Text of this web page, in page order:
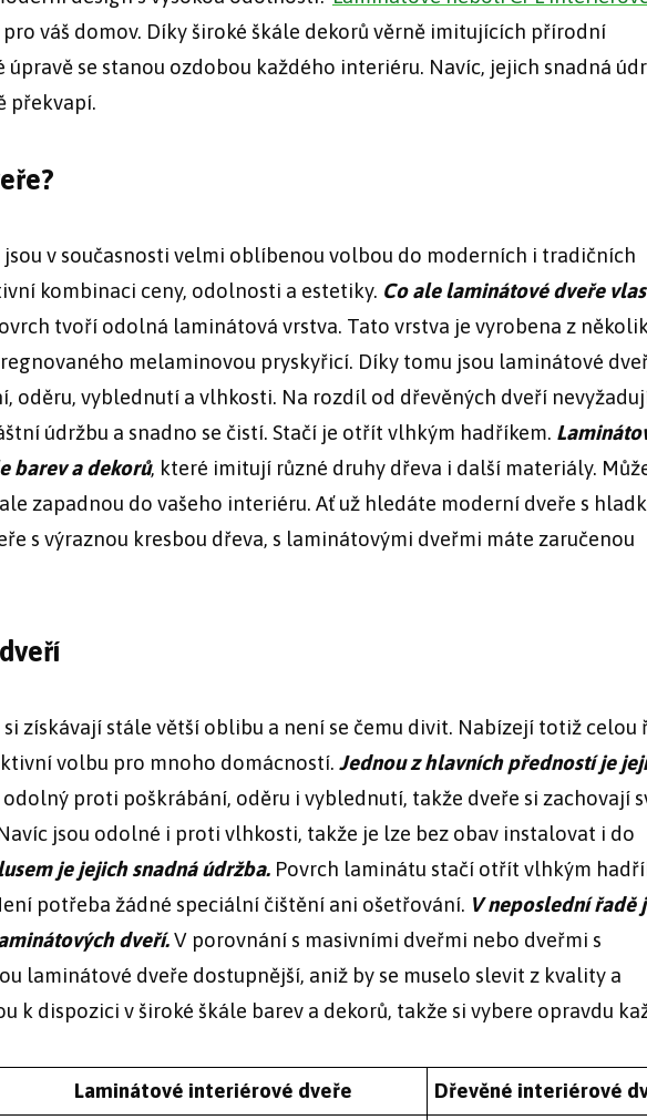
váš domov. Díky široké škále dekorů věrně imitujících přírodní
se stanou ozdobou každého interiéru. Navíc, jejich snadná
překvapí.
v současnosti velmi oblíbenou volbou do moderních i tradičních
kombinaci ceny, odolnosti a estetiky. Co ale laminátové dveře
tvoří odolná laminátová vrstva. Tato vrstva je vyrobena z
melaminovou pryskyřicí. Díky tomu jsou laminátové
oděru, vyblednutí a vlhkosti. Na rozdíl od dřevěných dveří
údržbu a snadno se čistí. Stačí je otřít vlhkým hadříkem.
barev a dekorů, které imitují různé druhy dřeva i další materiály.
zapadnou do vašeho interiéru. Ať už hledáte moderní dveře s
s výraznou kresbou dřeva, s laminátovými dveřmi máte zaručenou
získávají stále větší oblibu a není se čemu divit. Nabízejí totiž celou
volbu pro mnoho domácností. Jednou z hlavních předností je
proti poškrábání, oděru i vyblednutí, takže dveře si zachovají
jsou odolné i proti vlhkosti, takže je lze bez obav instalovat i do
je jejich snadná údržba. Povrch laminátu stačí otřít vlhkým
potřeba žádné speciální čištění ani ošetřování. V neposlední řadě
dveří.V porovnání s masivními dveřmi nebo dveřmi s
laminátové dveře dostupnější, aniž by se muselo slevit z kvality a
k dispozici v široké škále barev a dekorů, takže si vybere opravdu
Laminátové interiérové dveře Dřevěné interiérové